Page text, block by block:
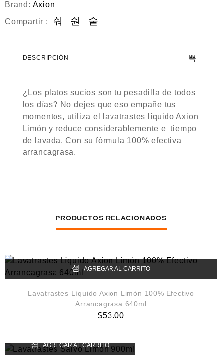
Brand: Axion
Compartir :
DESCRIPCIÓN
¿Los platos sucios son tu pesadilla de todos
los días? No dejes que eso empañe tus
momentos, utiliza el lavatrastes líquido Axion
Limón y reduce considerablemente el tiempo
de lavada. Con su fórmula 100% efectiva
arrancagrasa.
PRODUCTOS RELACIONADOS
AGREGAR AL CARRITO
Lavatrastes Líquido Axion Limón 100% Efectivo
Arrancagrasa 640ml
$53.00
AGREGAR AL CARRITO